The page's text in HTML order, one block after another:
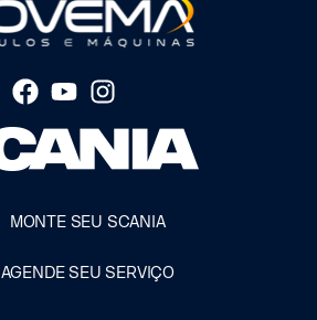
MONTE SEU SCANIA
AGENDE SEU SERVIÇO